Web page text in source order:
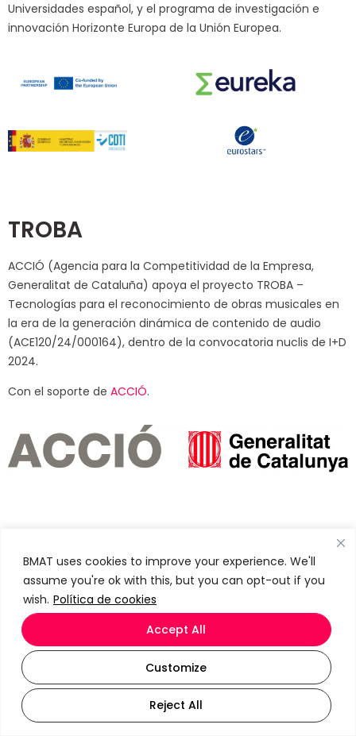
BMAT uses cookies to improve your experience. We'll
assume you're ok with this, but you can opt-out if you
wish. Política de cookies
Customize
Reject All
Accept All
Universidades español, y el programa de investigación e
innovación Horizonte Europa de la Unión Europea.
TROBA
ACCIÓ (Agencia para la Competitividad de la Empresa,
Generalitat de Cataluña) apoya el proyecto TROBA –
Tecnologías para el reconocimiento de obras musicales en
la era de la generación dinámica de contenido de audio
(ACE120/24/000164), dentro de la convocatoria nuclis de I+D
2024.
Con el soporte de ACCIÓ.
El proyecto «Investigación en nuevas tecnologías para la
atribución de autoría musical mediante análisis de audio» es
desarrollado por un investigador contratado en el marco de
la convocatoria Torres Quevedo 2024, número de
expediente PTQ2024-013912, financiado por el
Ministerio de
Ciencia, Innovación y Universidadesy la
Agencia Estatal de
Investigación